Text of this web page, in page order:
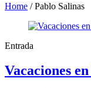
Home /Pablo Salinas
Entrada
Vacaciones